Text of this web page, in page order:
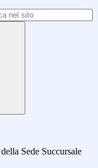
Sede Succursale